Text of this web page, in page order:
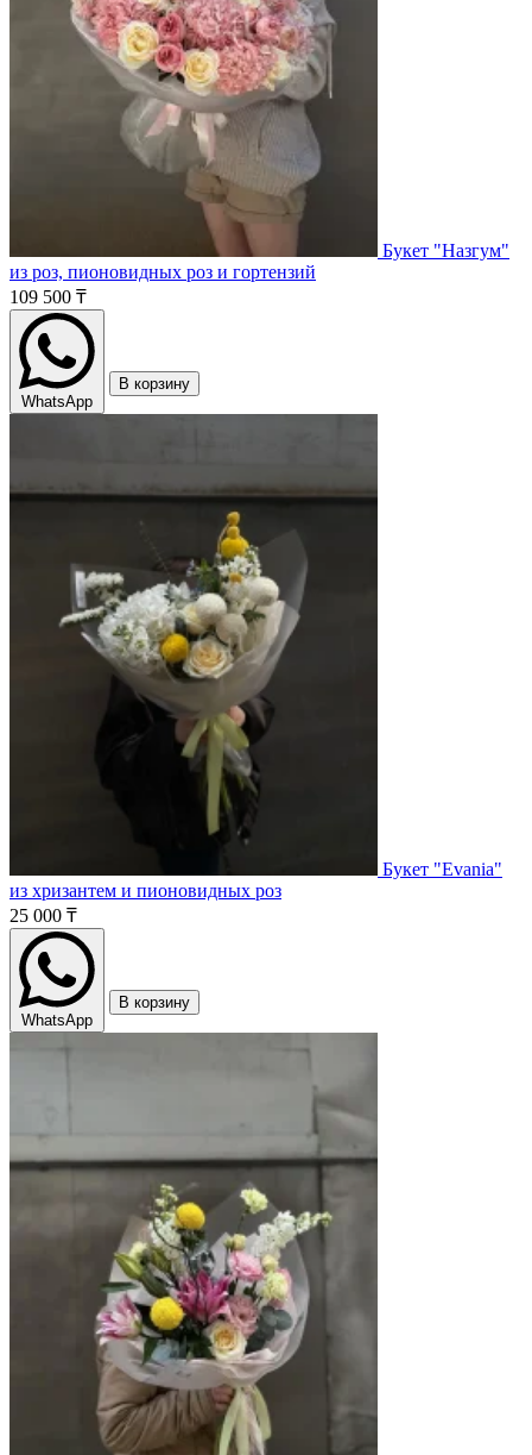
Букет "Назгум"
из роз, пионовидных роз и гортензий
109 500 ₸
WhatsApp
В корзину
Букет "Evania"
из хризантем и пионовидных роз
25 000 ₸
WhatsApp
В корзину